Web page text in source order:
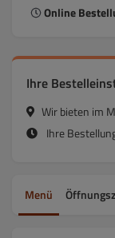
Online
Ihre
Wir bieten im
Ihre
Menü